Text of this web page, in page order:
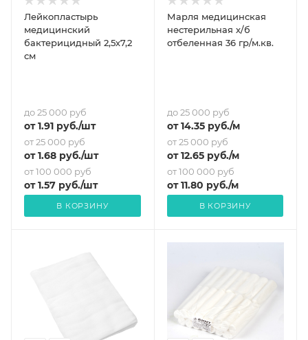
Лейкопластырь
медицинский
бактерицидный 2,5х7,2
см
до 25 000 руб
от1.91 руб./шт
от 25 000 руб
от1.68 руб./шт
от 100 000 руб
от1.57 руб./шт
В КОРЗИНУ
Марля медицинская
нестерильная х/б
отбеленная 36 гр/м.кв.
до 25 000 руб
от14.35руб./м
от 25 000 руб
от12.65руб./м
от 100 000 руб
от11.80 руб./м
В КОРЗИНУ